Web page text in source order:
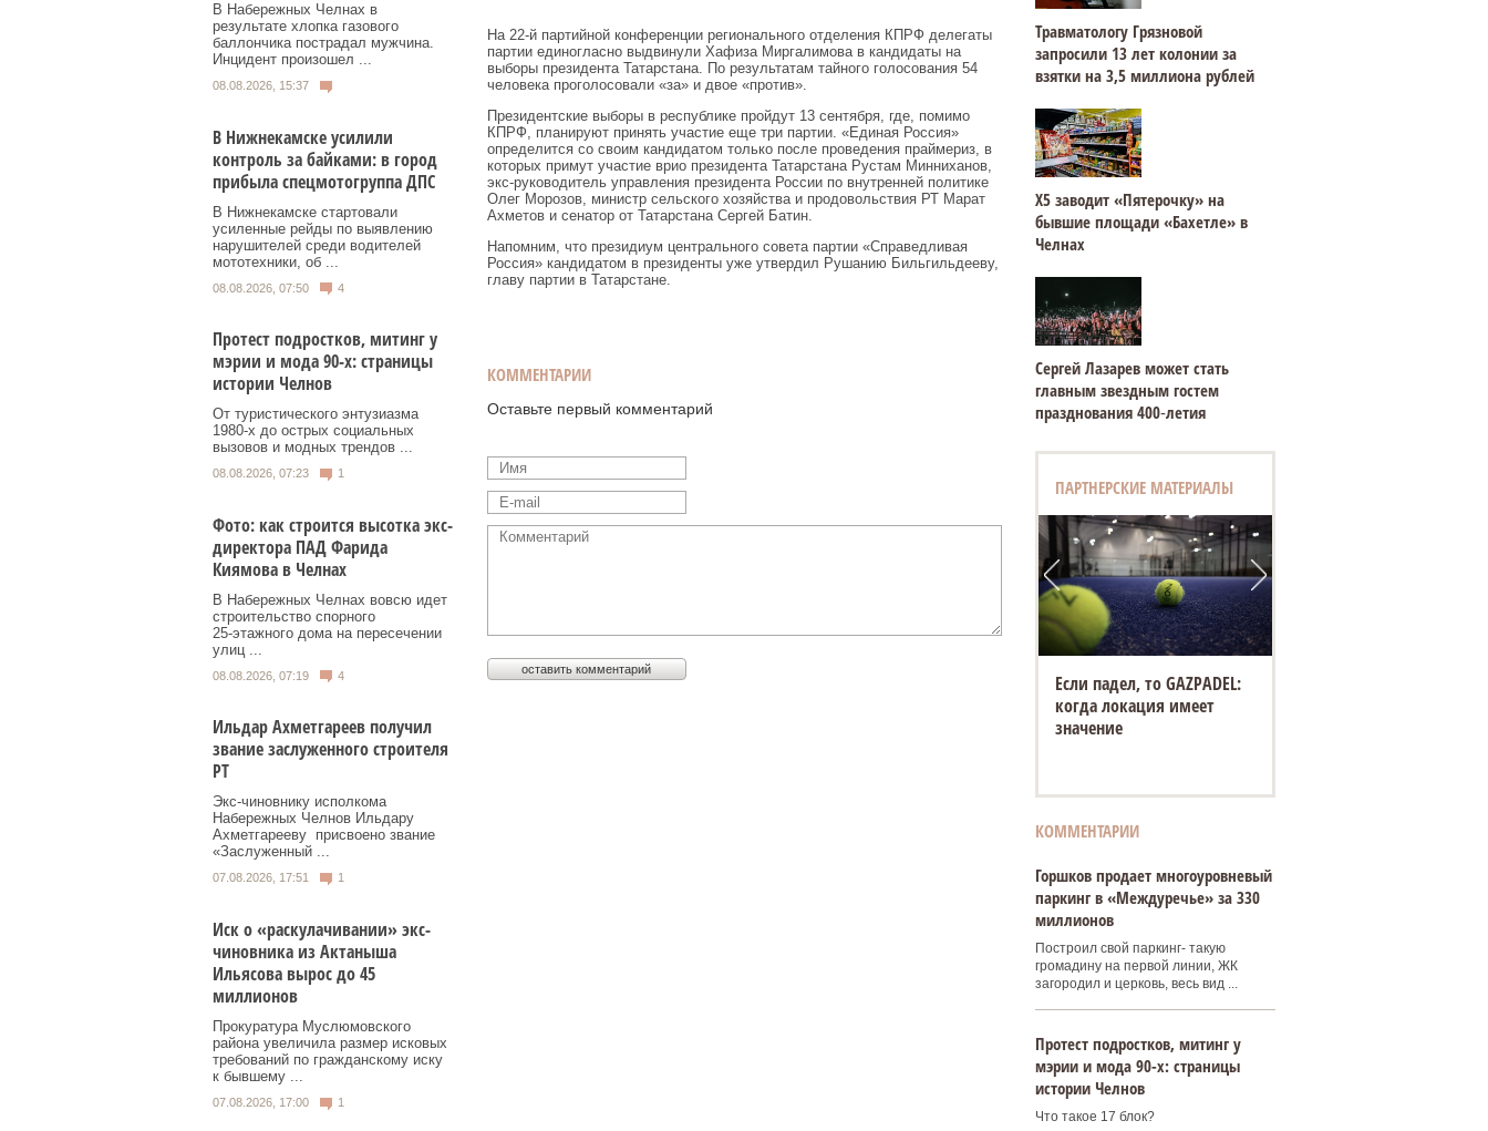
В Набережных Челнах в
результате хлопка газового
баллончика пострадал мужчина.
Инцидент произошел ...
08.08.2026, 15:37
В Нижнекамске усилили
контроль за байками: в город
прибыла спецмотогруппа ДПС
В Нижнекамске стартовали
усиленные рейды по выявлению
нарушителей среди водителей
мототехники, об ...
08.08.2026, 07:50 4
Протест подростков, митинг у
мэрии и мода 90-х: страницы
истории Челнов
От туристического энтузиазма
1980‑х до острых социальных
вызовов и модных трендов ...
08.08.2026, 07:23 1
Фото: как строится высотка экс-
директора ПАД Фарида
Киямова в Челнах
В Набережных Челнах вовсю идет
строительство спорного
25‑этажного дома на пересечении
улиц ...
08.08.2026, 07:19 4
Ильдар Ахметгареев получил
звание заслуженного строителя
РТ
Экс‑чиновнику исполкома
Набережных Челнов Ильдару
Ахметгарееву присвоено звание
«Заслуженный ...
07.08.2026, 17:51 1
Иск о «раскулачивании» экс-
чиновника из Актаныша
Ильясова вырос до 45
миллионов
Прокуратура Муслюмовского
района увеличила размер исковых
требований по гражданскому иску
к бывшему ...
07.08.2026, 17:00 1
На 22-й партийной конференции регионального отделения КПРФ делегаты
партии единогласно выдвинули Хафиза Миргалимова в кандидаты на
выборы президента Татарстана. По результатам тайного голосования 54
человека проголосовали «за» и двое «против».
Президентские выборы в республике пройдут 13 сентября, где, помимо
КПРФ, планируют принять участие еще три партии. «Единая Россия»
определится со своим кандидатом только после проведения праймериз, в
которых примут участие врио президента Татарстана Рустам Минниханов,
экс-руководитель управления президента России по внутренней политике
Олег Морозов, министр сельского хозяйства и продовольствия РТ Марат
Ахметов и сенатор от Татарстана Сергей Батин.
Напомним, что президиум центрального совета партии «Справедливая
Россия» кандидатом в президенты уже утвердил Рушанию Бильгильдееву,
главу партии в Татарстане.
КОММЕНТАРИИ
Оставьте первый комментарий
Травматологу Грязновой
запросили 13 лет колонии за
взятки на 3,5 миллиона рублей
Х5 заводит «Пятерочку» на
бывшие площади «Бахетле» в
Челнах
Сергей Лазарев может стать
главным звездным гостем
празднования 400‑летия
ПАРТНЕРСКИЕ МАТЕРИАЛЫ
Если падел, то GAZPADEL:
когда локация имеет
значение
КОММЕНТАРИИ
Горшков продает многоуровневый
паркинг в «Междуречье» за 330
миллионов
Построил свой паркинг- такую
громадину на первой линии, ЖК
загородил и церковь, весь вид ...
Протест подростков, митинг у
мэрии и мода 90-х: страницы
истории Челнов
Что такое 17 блок?